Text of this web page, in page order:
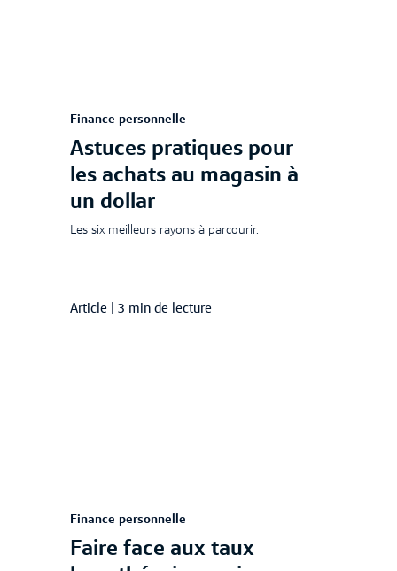
Finance personnelle
Astuces pratiques pour
les achats au magasin à
un dollar
Les six meilleurs rayons à parcourir.
Article 3 min de lecture
Finance personnelle
Faire face aux taux